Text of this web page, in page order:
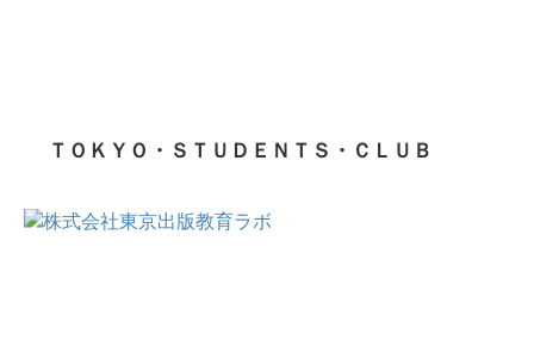
ＴＯＫＹＯ・ＳＴＵＤＥＮＴＳ・ＣＬＵＢ